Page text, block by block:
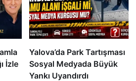
İzle
Yalova’da Park Tartışması
Sosyal Medyada Büyük
Yankı Uyandırdı